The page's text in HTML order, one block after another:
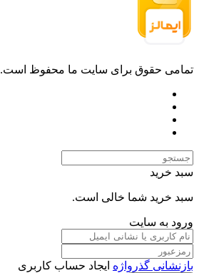
تمامی حقوق برای سایت ما محفوظ است.
سبد خرید
سبد خرید شما خالی است.
ورود به سایت
بازنشانی گذرواژه ایجاد حساب کاربری